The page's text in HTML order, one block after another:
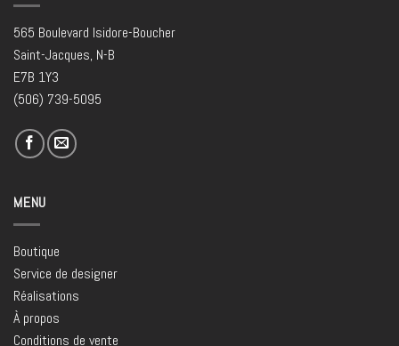
565 Boulevard Isidore-Boucher
Saint-Jacques, N-B
E7B 1Y3
(506) 739-5095
MENU
Boutique
Service de designer
Réalisations
À propos
Conditions de vente